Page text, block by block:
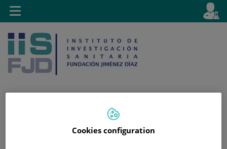
Saltar al contenido
activo
es
Toggle
navigation
Cookies configuration